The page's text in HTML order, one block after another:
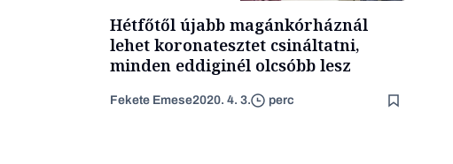
Hétfőtől újabb magánkórháznál
lehet koronatesztet csináltatni,
minden eddiginél olcsóbb lesz
Fekete Emese2020. 4. 3. perc